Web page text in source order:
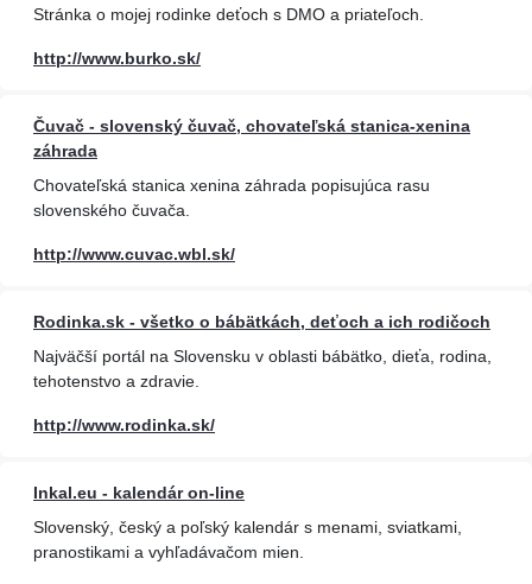
Stránka o mojej rodinke deťoch s DMO a priateľoch.
http://www.burko.sk/
Čuvač - slovenský čuvač, chovateľská stanica-xenina
záhrada
Chovateľská stanica xenina záhrada popisujúca rasu
slovenského čuvača.
http://www.cuvac.wbl.sk/
Rodinka.sk - všetko o bábätkách, deťoch a ich rodičoch
Najväčší portál na Slovensku v oblasti bábätko, dieťa, rodina,
tehotenstvo a zdravie.
http://www.rodinka.sk/
Inkal.eu - kalendár on-line
Slovenský, český a poľský kalendár s menami, sviatkami,
pranostikami a vyhľadávačom mien.